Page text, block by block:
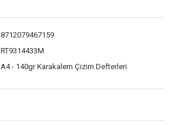
8712079467159
RT9314433M
A4 - 140gr Karakalem Çizim Defterleri